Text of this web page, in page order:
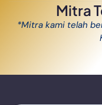
Mitra
*Mitra kami telah